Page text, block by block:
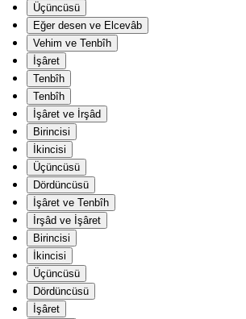
Üçüncüsü
Eğer desen ve Elcevâb
Vehim ve Tenbîh
İşâret
Tenbîh
Tenbîh
İşâret ve İrşâd
Birincisi
İkincisi
Üçüncüsü
Dördüncüsü
İşâret ve Tenbîh
İrşâd ve İşâret
Birincisi
İkincisi
Üçüncüsü
Dördüncüsü
İşâret